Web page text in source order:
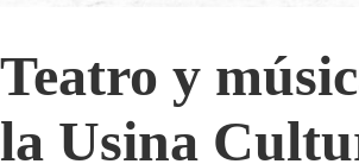
Teatro y
la Usina